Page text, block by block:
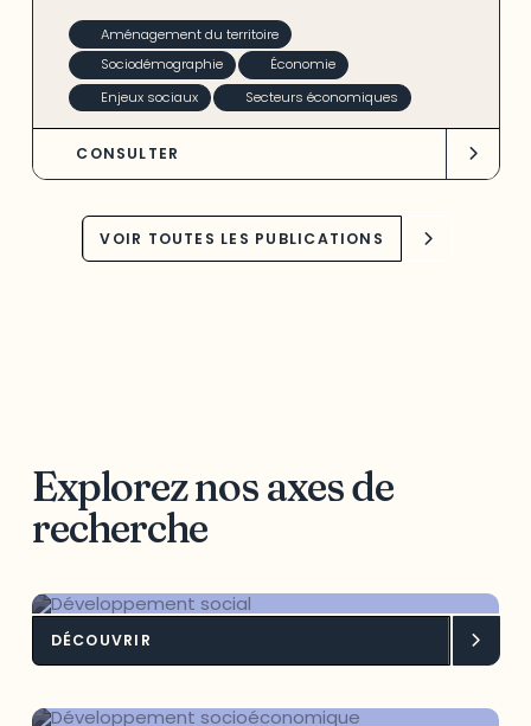
Aménagement du territoire
Sociodémographie
Économie
Enjeux sociaux
Secteurs économiques
CONSULTER
VOIR TOUTES LES PUBLICATIONS
Explorez nos axes de
recherche
Développement social
DÉCOUVRIR